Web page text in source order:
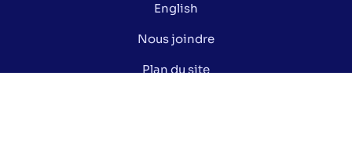
English
Nous joindre
Plan du site